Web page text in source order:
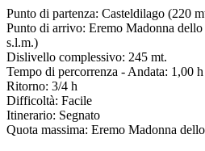
Punto di partenza: Casteldilago (220
Punto di arrivo: Eremo Madonna
s.l.m.)
Dislivello complessivo: 245 mt.
Tempo di percorrenza - Andata: 1,00 h
Ritorno: 3/4 h
Difficoltà: Facile
Itinerario: Segnato
Quota massima: Eremo Madonna